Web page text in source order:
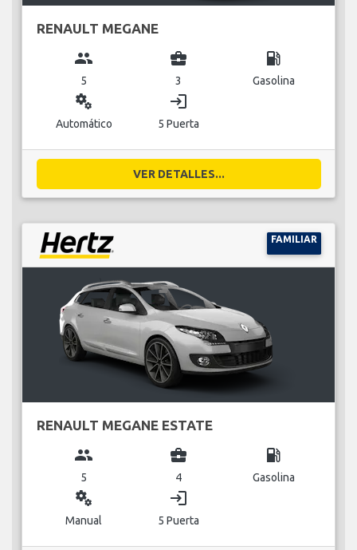
RENAULT MEGANE
group
5
business_center
3
local_gas_station
Gasolina
miscellaneous_services
Automático
login
5 Puerta
VER DETALLES...
FAMILIAR
RENAULT MEGANE ESTATE
group
5
business_center
4
local_gas_station
Gasolina
miscellaneous_services
Manual
login
5 Puerta